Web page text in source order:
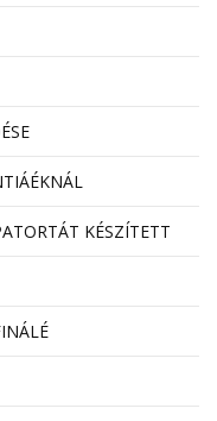
KÉSZÍTETT